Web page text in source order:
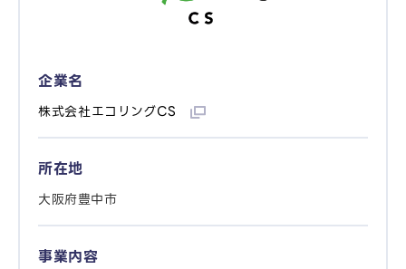
企業名
株式会社エコリングCS
所在地
大阪府豊中市
事業内容